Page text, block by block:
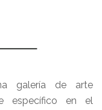
galería de arte
específico en el